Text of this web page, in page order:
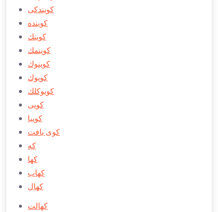
كويندكی
كوينده
كوينك
كوينمك
كوينوك
كويوك
كويوكلك
كویی
كوییا
كوی يافت
كه
كها
كهاب
كهال
كهالت